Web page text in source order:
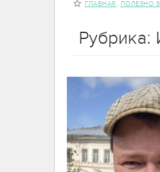
ГЛАВНАЯ , ПОЛЕЗНО
Рубрика: